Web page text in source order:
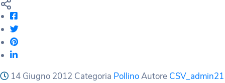
14 Giugno 2012 Categoria PollinoAutore CSV_admin21